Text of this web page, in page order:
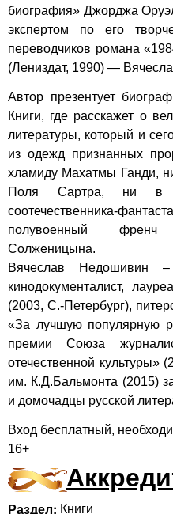
биография» Джорджа
экспертом по его
переводчиков романа
(Лениздат, 1990) —
Автор презентует
Книги, где расскажет о
литературы, который и
из одежд признанных
хламиду Махатмы Ганди,
Поля Сартра, ни в
соотечественника-
полувоенный френч
Солженицына.
Вячеслав Недошивин –
кинодокументалист,
(2003, С.-Петербург),
«За лучшую популярную
премии Союза
отечественной культуры»
им. К.Д.Бальмонта (2015)
и домочадцы русской
Вход бесплатный,
16+
Раздел: Книги